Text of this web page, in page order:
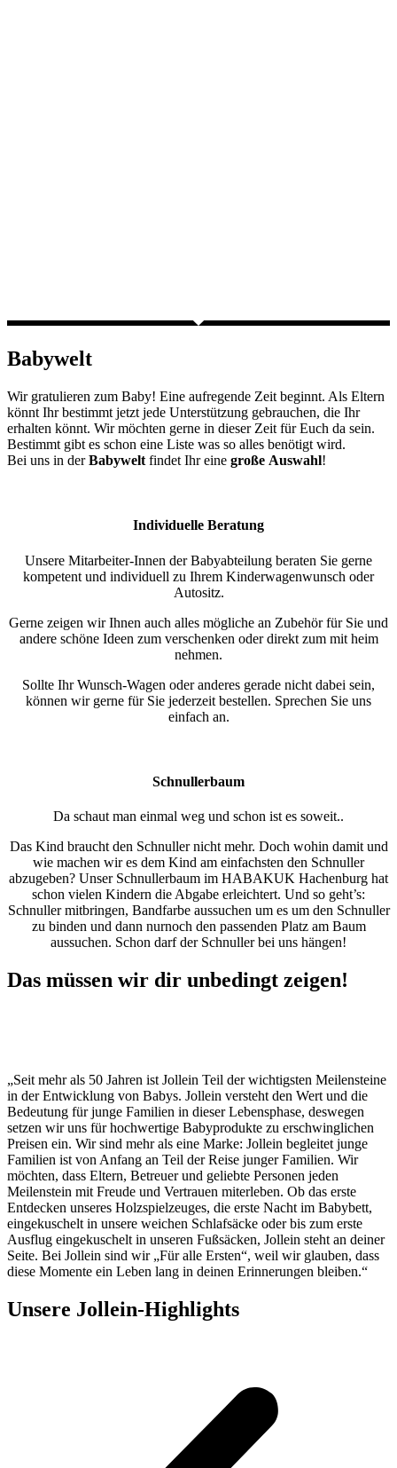
Babywelt
Wir gratulieren zum Baby! Eine aufregende Zeit beginnt. Als Eltern
könnt Ihr bestimmt jetzt jede Unterstützung gebrauchen, die Ihr
erhalten könnt. Wir möchten gerne in dieser Zeit für Euch da sein.
Bestimmt gibt es schon eine Liste was so alles benötigt wird.
Bei uns in derBabywelt findet Ihr eine große Auswahl!
Individuelle Beratung
Unsere Mitarbeiter-Innen der Babyabteilung beraten Sie gerne
kompetent und individuell zu Ihrem Kinderwagenwunsch oder
Autositz.
Gerne zeigen wir Ihnen auch alles mögliche an Zubehör für Sie und
andere schöne Ideen zum verschenken oder direkt zum mit heim
nehmen.
Sollte Ihr Wunsch-Wagen oder anderes gerade nicht dabei sein,
können wir gerne für Sie jederzeit bestellen. Sprechen Sie uns
einfach an.
Schnullerbaum
Da schaut man einmal weg und schon ist es soweit..
Das Kind braucht den Schnuller nicht mehr. Doch wohin damit und
wie machen wir es dem Kind am einfachsten den Schnuller
abzugeben? Unser Schnullerbaum im HABAKUK Hachenburg hat
schon vielen Kindern die Abgabe erleichtert. Und so geht’s:
Schnuller mitbringen, Bandfarbe aussuchen um es um den Schnuller
zu binden und dann nurnoch den passenden Platz am Baum
aussuchen. Schon darf der Schnuller bei uns hängen!
Das müssen wir dir unbedingt zeigen!
„Seit mehr als 50 Jahren ist Jollein Teil der wichtigsten Meilensteine
in der Entwicklung von Babys. Jollein versteht den Wert und die
Bedeutung für junge Familien in dieser Lebensphase, deswegen
setzen wir uns für hochwertige Babyprodukte zu erschwinglichen
Preisen ein. Wir sind mehr als eine Marke: Jollein begleitet junge
Familien ist von Anfang an Teil der Reise junger Familien. Wir
möchten, dass Eltern, Betreuer und geliebte Personen jeden
Meilenstein mit Freude und Vertrauen miterleben. Ob das erste
Entdecken unseres Holzspielzeuges, die erste Nacht im Babybett,
eingekuschelt in unsere weichen Schlafsäcke oder bis zum erste
Ausflug eingekuschelt in unseren Fußsäcken, Jollein steht an deiner
Seite. Bei Jollein sind wir „Für alle Ersten“, weil wir glauben, dass
diese Momente ein Leben lang in deinen Erinnerungen bleiben.“
Unsere Jollein-Highlights